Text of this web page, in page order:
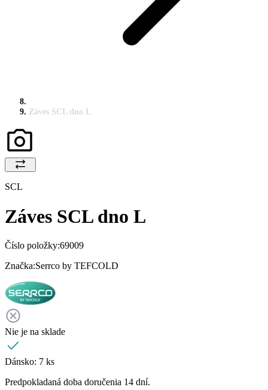
Záves SCL dno L
SCL
Záves SCL dno L
Číslo položky:69009
Značka:Serrco by TEFCOLD
Nie je na sklade
Dánsko: 7 ks
Predpokladaná doba doručenia 14 dní.